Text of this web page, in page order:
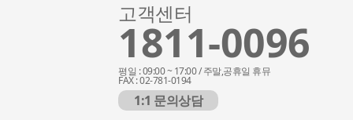
고객센터
1811-0096
평일 : 09:00 ~ 17:00 / 주말,공휴일 휴뮤
FAX : 02-781-0194
1:1 문의상담